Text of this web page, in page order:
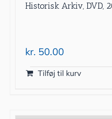
Historisk Arkiv, DVD,
kr. 50.00
Tilføj til kurv